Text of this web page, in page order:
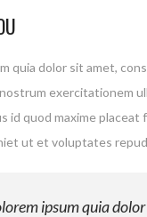
quia dolor sit amet,
exercitationem
id quod maxime
ut et voluptates
ipsum quia